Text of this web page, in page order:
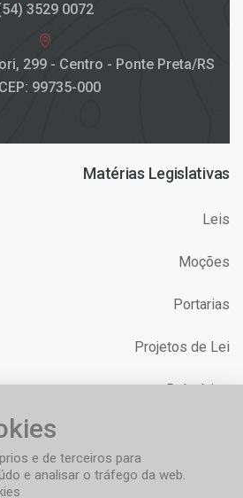
3529 0072
299 - Centro - Ponte Preta/RS
99735-000
Matérias Legislativas
Leis
Moções
Portarias
Projetos de Lei
Relatórios
e de terceiros para
e analisar o tráfego da web.